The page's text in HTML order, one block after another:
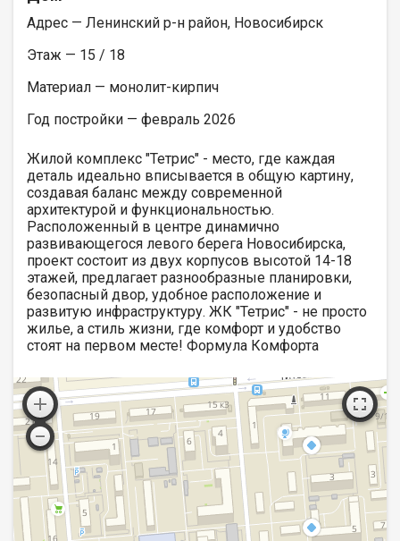
Адрес — Ленинский р-н район, Новосибирск
Этаж — 15 / 18
Материал — монолит-кирпич
Год постройки — февраль 2026
Жилой комплекс "Тетрис" - место, где каждая
деталь идеально вписывается в общую картину,
создавая баланс между современной
архитектурой и функциональностью.
Расположенный в центре динамично
развивающегося левого берега Новосибирска,
проект состоит из двух корпусов высотой 14-18
этажей, предлагает разнообразные планировки,
безопасный двор, удобное расположение и
развитую инфраструктуру. ЖК "Тетрис" - не просто
жилье, а стиль жизни, где комфорт и удобство
стоят на первом месте! Формула Комфорта